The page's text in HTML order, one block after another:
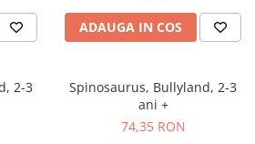
ADAUGA IN COS
2-3
Spinosaurus, Bullyland, 2-3
ani +
74,35 RON